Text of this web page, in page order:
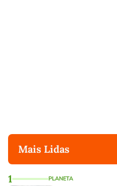
Mais Lidas
1 PLANETA